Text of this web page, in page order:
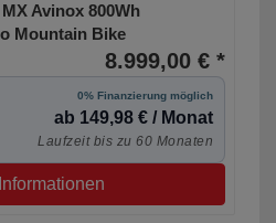
Avinox 800Wh
Mountain Bike
8.999,00 € *
0% Finanzierung möglich
ab 149,98 € / Monat
Laufzeit bis zu 60 Monaten